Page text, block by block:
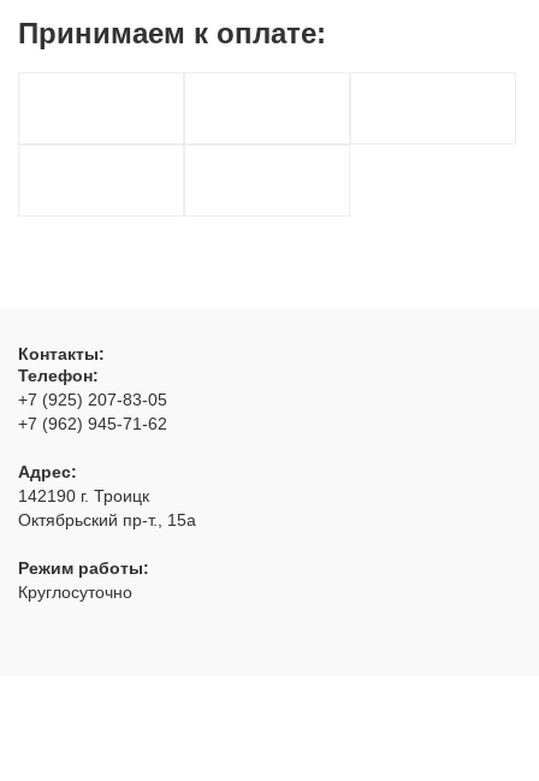
Принимаем к оплате:
Контакты:
Телефон:
+7 (925) 207-83-05
+7 (962) 945-71-62
Адрес:
142190 г. Троицк
Октябрьский пр-т., 15а
Режим работы:
Круглосуточно